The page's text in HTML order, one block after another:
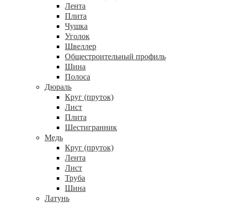
Лента
Плита
Чушка
Уголок
Швеллер
Общестроительный профиль
Шина
Полоса
Дюраль
Круг (пруток)
Лист
Плита
Шестигранник
Медь
Круг (пруток)
Лента
Лист
Труба
Шина
Латунь